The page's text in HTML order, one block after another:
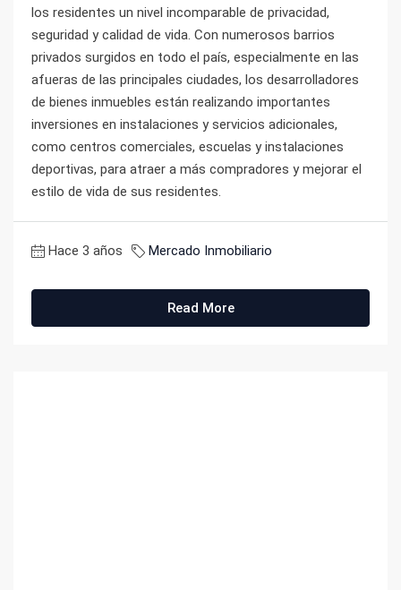
los residentes un nivel incomparable de privacidad,
seguridad y calidad de vida. Con numerosos barrios
privados surgidos en todo el país, especialmente en las
afueras de las principales ciudades, los desarrolladores
de bienes inmuebles están realizando importantes
inversiones en instalaciones y servicios adicionales,
como centros comerciales, escuelas y instalaciones
deportivas, para atraer a más compradores y mejorar el
estilo de vida de sus residentes.
Hace 3 años Mercado Inmobiliario
Read More